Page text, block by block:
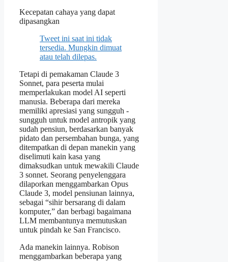
Kecepatan cahaya yang dapat
dipasangkan
Tweet ini saat ini tidak
tersedia. Mungkin dimuat
atau telah dilepas.
Tetapi di pemakaman Claude 3
Sonnet, para peserta mulai
memperlakukan model AI seperti
manusia. Beberapa dari mereka
memiliki apresiasi yang sungguh -
sungguh untuk model antropik yang
sudah pensiun, berdasarkan banyak
pidato dan persembahan bunga, yang
ditempatkan di depan manekin yang
diselimuti kain kasa yang
dimaksudkan untuk mewakili Claude
3 sonnet. Seorang penyelenggara
dilaporkan menggambarkan Opus
Claude 3, model pensiunan lainnya,
sebagai “sihir bersarang di dalam
komputer,” dan berbagi bagaimana
LLM membantunya memutuskan
untuk pindah ke San Francisco.
Ada manekin lainnya. Robison
menggambarkan beberapa yang